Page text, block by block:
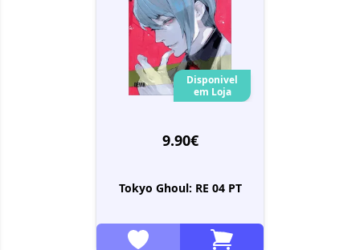
Disponivel
em Loja
9.90€
Tokyo Ghoul: RE 04 PT